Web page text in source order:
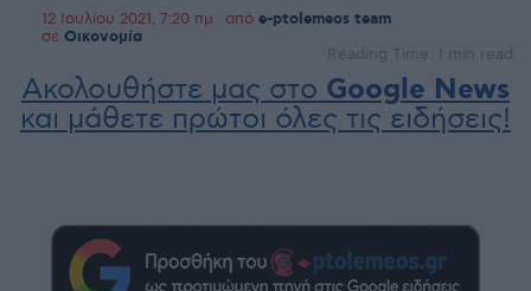
12 Ιουλίου 2021, 7:20 πμ από e-ptolemeos team
σε Οικονομία
Reading Time: 1 min read
Ακολουθήστε μας στο Google News
και μάθετε πρώτοι όλες τις ειδήσεις!